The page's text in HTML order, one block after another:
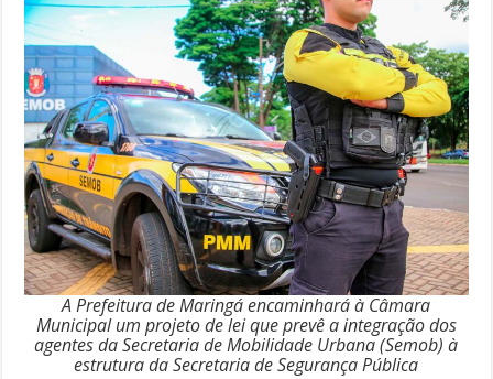
A Prefeitura de Maringá encaminhará à Câmara
Municipal um projeto de lei que prevê a integração dos
agentes da Secretaria de Mobilidade Urbana (Semob) à
estrutura da Secretaria de Segurança Pública